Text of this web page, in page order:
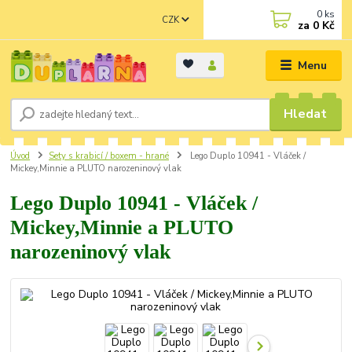
Menu
CZK
Hledat
0 ks
za 0 Kč
Úvod Sety s krabicí / boxem - hrané
Lego Duplo 10941 - Vláček /
Mickey,Minnie a PLUTO narozeninový vlak
Lego Duplo 10941 - Vláček /
Mickey,Minnie a PLUTO
narozeninový vlak